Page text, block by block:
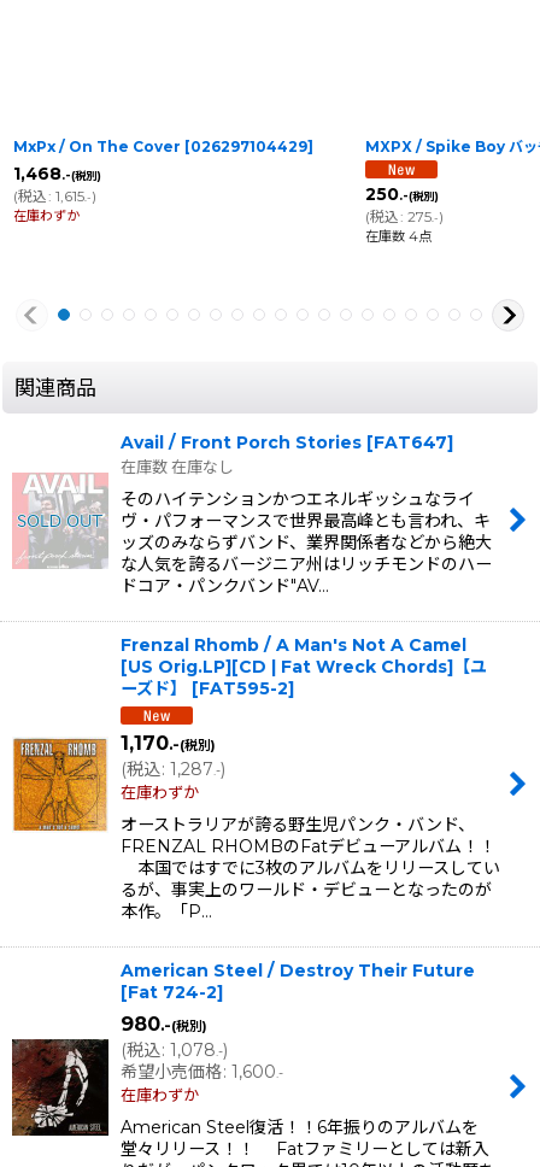
MxPx / On The Cover [026297104429]
1,468.-(税別)
(税込: 1,615.-)
在庫わずか
MXPX / Spike Boy バッ
250.-(税別)
(税込: 275.-)
在庫数 4点
関連商品
Avail / Front Porch Stories [FAT647]
在庫数 在庫なし
そのハイテンションかつエネルギッシュなライ
ヴ・パフォーマンスで世界最高峰とも言われ、キ
ッズのみならずバンド、業界関係者などから絶大
な人気を誇るバージニア州はリッチモンドのハー
ドコア・パンクバンド"AV…
Frenzal Rhomb / A Man's Not A Camel
[US Orig.LP][CD | Fat Wreck Chords]【ユ
ーズド】
[FAT595-2]
1,170.-(税別)
(税込: 1,287.-)
在庫わずか
オーストラリアが誇る野生児パンク・バンド、
FRENZAL RHOMBのFatデビューアルバム！！
本国ではすでに3枚のアルバムをリリースしてい
るが、事実上のワールド・デビューとなったのが
本作。「P…
American Steel / Destroy Their Future
[Fat 724-2]
980.-(税別)
(税込: 1,078.-)
希望小売価格: 1,600.-
在庫わずか
American Steel復活！！6年振りのアルバムを
堂々リリース！！ Fatファミリーとしては新入